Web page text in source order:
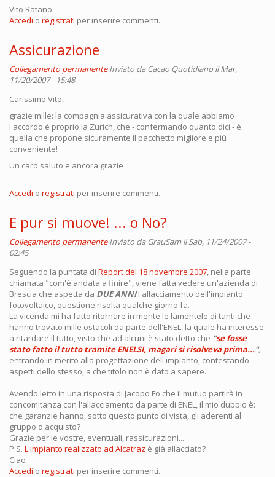
Vito Ratano.
Accedi o registrati per inserire commenti.
Assicurazione
Collegamento permanente Inviato daCacao Quotidiano il Mar,
11/20/2007 - 15:48
Carissimo Vito,
grazie mille: la compagnia assicurativa con la quale abbiamo
l'accordo è proprio la Zurich, che - confermando quanto dici - è
quella che propone sicuramente il pacchetto migliore e più
conveniente!
Un caro saluto e ancora grazie
Accedi o registrati per inserire commenti.
E pur si muove! ... o No?
Collegamento permanente Inviato daGrauSamil Sab, 11/24/2007 -
02:45
Seguendo la puntata di Report del 18 novembre 2007 , nella parte
chiamata "com'è andata a finire", viene fatta vedere un'azienda di
Brescia che aspetta da DUE ANNIl'allacciamento dell'impianto
fotovoltaico, questione risolta qualche giorno fa.
La vicenda mi ha fatto ritornare in mente le lamentele di tanti che
hanno trovato mille ostacoli da parte dell'ENEL, la quale ha interesse
a ritardare il tutto, visto che ad alcuni è stato detto che "se fosse
stato fatto il tutto tramite ENELSI, magari si risolveva prima...",
entrando in merito alla progettazione dell'impianto, contestando
aspetti dello stesso, a che titolo non è dato a sapere.
Avendo letto in una risposta di Jacopo Fo che il mutuo partirà in
concomitanza con l'allacciamento da parte di ENEL, il mio dubbio è:
che garanzie hanno, sotto questo punto di vista, gli aderenti al
gruppo d'acquisto?
Grazie per le vostre, eventuali, rassicurazioni...
P.S. L'impianto realizzato ad Alcatraz è già allacciato?
Ciao
Accedi o registrati per inserire commenti.